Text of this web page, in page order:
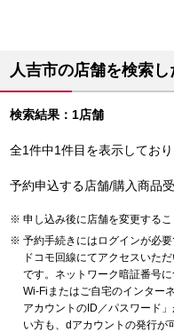
人吉市の店舗を検索
検索結果：1店舗
全1件中1件目を表示してお
予約申込する店舗/購入商品
申し込み後に店舗を変更するこ
予約手続きにはログインが必要
ドコモ回線にてアクセスいた
です。ネットワーク暗証番号
Wi-Fiまたはご自宅のインター
アカウントのID／パスワード
い方も、dアカウントの発行が